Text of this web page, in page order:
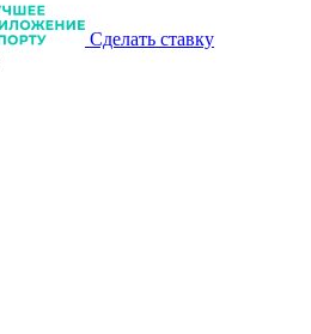
Сделать ставку